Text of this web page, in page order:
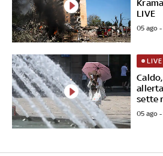
LIVE
05 ago
sette
LIVE
05 ago